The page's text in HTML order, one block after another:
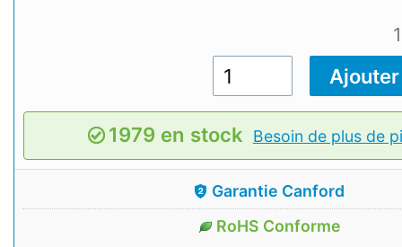
1979 en stock Besoin de plus de
Garantie Canford
RoHS Conforme